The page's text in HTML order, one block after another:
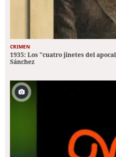
CRIMEN
1935: Los "cuatro jinetes del
Sánchez